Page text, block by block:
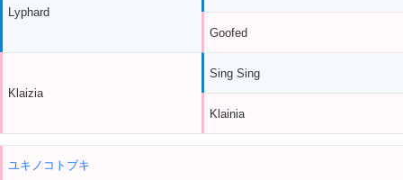
Lyphard
Klaizia
Goofed
Sing Sing
Klainia
ユキノコトブキ